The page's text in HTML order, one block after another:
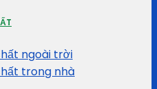
ngoài trời
trong nhà